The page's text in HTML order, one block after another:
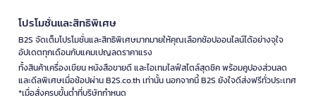
โปรโมชั่นและสิทธิพิเศษ
B2S จัดเต็มโปรโมชั่นและสิทธิพิเศษมากมายให้คุณเลือกช้อปออนไลน์ได้อย่างจุใจ
อัปเดตทุกเดือนกับแคมเปญลดราคาแรง
ทั้งสินค้าเครื่องเขียน หนังสือขายดี และไอเทมไลฟ์สไตล์สุดชิค พร้อมคูปองส่วนลด
และดีลพิเศษเมื่อช้อปผ่าน B2S.co.th เท่านั้น นอกจากนี้ B2S ยังใจดีส่งฟรีทั่วประเทศ
*เมื่อสั่งครบขั้นต่ำที่บริษัทกำหนด